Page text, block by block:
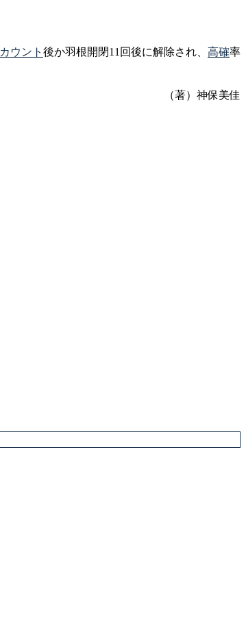
カウント 後か羽根開閉11回後に解除され、 高確率
（著）神保美佳